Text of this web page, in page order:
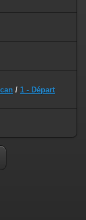
/ 1 - Départ